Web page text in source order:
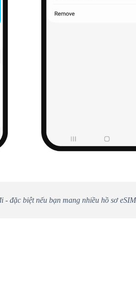
đặc biệt nếu bạn mang nhiều hồ sơ